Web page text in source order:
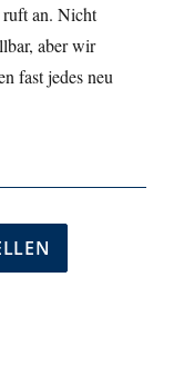
an. Nicht
aber wir
fast jedes neu